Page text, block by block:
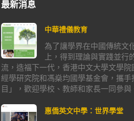
最新消息
中華禮儀教育
為了讓學界在中國傳統文
上，得到理論與實踐並行
流，造福下一代，香港中文大學文學
經學研究院和馮燊均國學基金會，攜
目」，歡迎學校、教師和家長一同參與
惠僑英文中學：世界學堂